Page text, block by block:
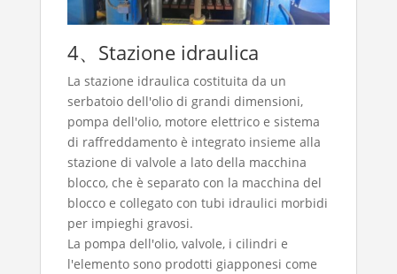
4、Stazione idraulica
La stazione idraulica costituita da un
serbatoio dell'olio di grandi dimensioni,
pompa dell'olio, motore elettrico e sistema
di raffreddamento è integrato insieme alla
stazione di valvole a lato della macchina
blocco, che è separato con la macchina del
blocco e collegato con tubi idraulici morbidi
per impieghi gravosi.
La pompa dell'olio, valvole, i cilindri e
l'elemento sono prodotti giapponesi come